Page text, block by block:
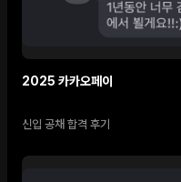
2025 카카오페이
신입 공채 합격 후기